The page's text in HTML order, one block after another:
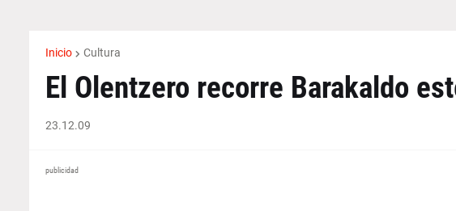
Inicio Cultura
El Olentzero recorre Barakaldo
23.12.09
publicidad